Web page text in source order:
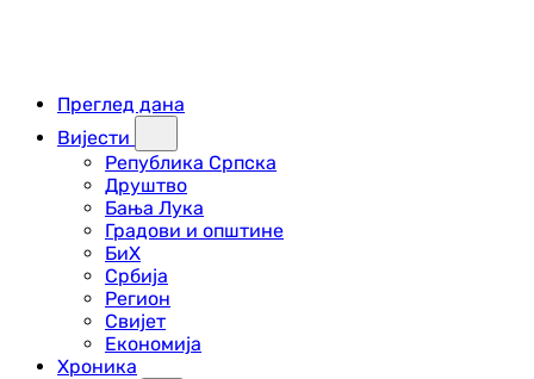
Преглед дана
Вијести
Република Српска
Друштво
Бања Лука
Градови и општине
БиХ
Србија
Регион
Свијет
Економија
Хроника